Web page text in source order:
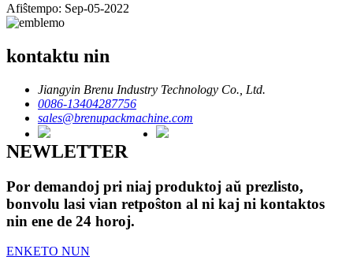
Afiŝtempo: Sep-05-2022
kontaktu nin
Jiangyin Brenu Industry Technology Co., Ltd.
0086-13404287756
sales@brenupackmachine.com
NEWLETTER
Por demandoj pri niaj produktoj aŭ prezlisto,
bonvolu lasi vian retpoŝton al ni kaj ni kontaktos
nin ene de 24 horoj.
ENKETO NUN